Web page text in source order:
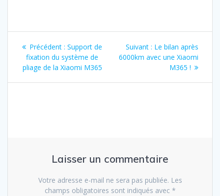
Navigation
de
l’article
Précédent : Article
précédent
:
Support de
fixation du système de
pliage de la Xiaomi M365
Suivant : Article
suivant
Le bilan après
6000km avec une Xiaomi
M365 !
Laisser un commentaire
Votre adresse e-mail ne sera pas publiée. Les
champs obligatoires sont indiqués avec *